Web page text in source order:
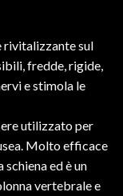
rivitalizzante sul
fredde, rigide,
e stimola le
utilizzato per
Molto efficace
ed è un
vertebrale e